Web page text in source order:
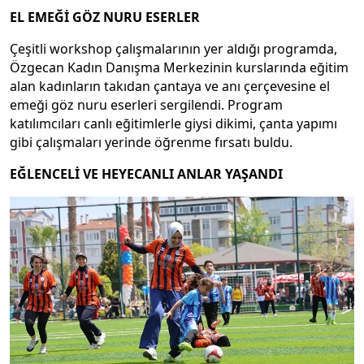
EL EMEĞİ GÖZ NURU ESERLER
Çeşitli workshop çalışmalarının yer aldığı programda,
Özgecan Kadın Danışma Merkezinin kurslarında eğitim
alan kadınların takıdan çantaya ve anı çerçevesine el
emeği göz nuru eserleri sergilendi. Program
katılımcıları canlı eğitimlerle giysi dikimi, çanta yapımı
gibi çalışmaları yerinde öğrenme fırsatı buldu.
EĞLENCELİ VE HEYECANLI ANLAR YAŞANDI